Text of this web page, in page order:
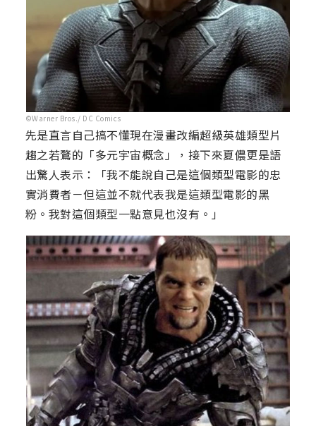
©Warner Bros./ DC Comics
先是直言自己搞不懂現在漫畫改編超級英雄類型片
趨之若鶩的「多元宇宙概念」，接下來夏儂更是語
出驚人表示：「我不能說自己是這個類型電影的忠
實消費者－但這並不就代表我是這類型電影的黑
粉。我對這個類型一點意見也沒有。」